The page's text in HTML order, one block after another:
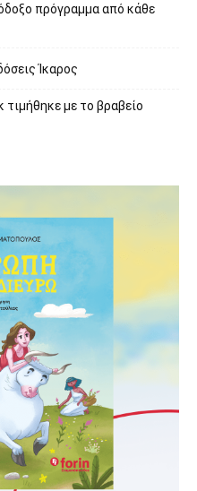
πρόγραμμα από κάθε
Ίκαρος
με το βραβείο